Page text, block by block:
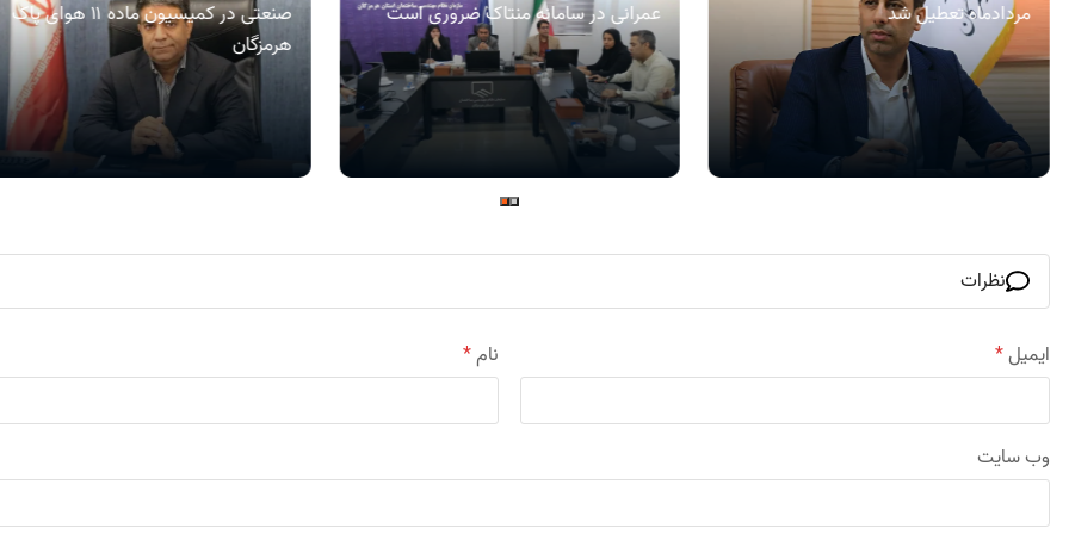
صنعتی در کمیسیون ماده ۱۱ هوای پاک
هرمزگان
عمرانی در سامانه منتاک ضروری است
مردادماه تعطیل شد
نظرات
نام* ایمیل*
وب‌ سایت